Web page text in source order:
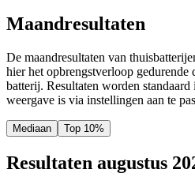
Maandresultaten
De maandresultaten van
hier het opbrengstverloop gedurende
batterij. Resultaten worden
weergave is via instellingen aan te
Mediaan Top 10%
Resultaten augustus